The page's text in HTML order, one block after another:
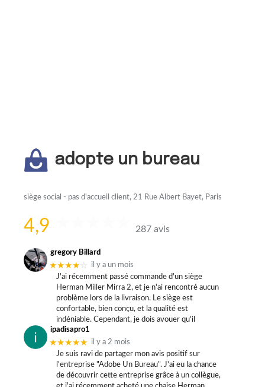
adopte un bureau
siège social - pas d'accueil client, 21 Rue Albert Bayet, Paris
4,9 287 avis
gregory Billard
★★★★☆
il y a un mois
J'ai récemment passé commande d'un siège
Herman Miller Mirra 2, et je n'ai rencontré aucun
problème lors de la livraison. Le siège est
confortable, bien conçu, et la qualité est
indéniable. Cependant, je dois avouer qu'il
ipadisapro1
★★★★★
il y a 2 mois
Je suis ravi de partager mon avis positif sur
l'entreprise "Adobe Un Bureau". J'ai eu la chance
de découvrir cette entreprise grâce à un collègue,